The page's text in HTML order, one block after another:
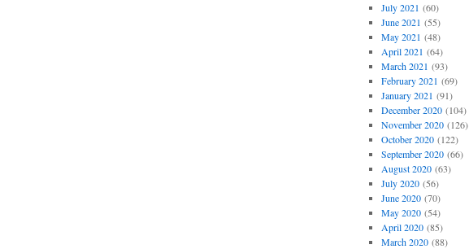
July 2021 (60)
June 2021 (55)
May 2021 (48)
April 2021 (64)
March 2021 (93)
February 2021 (69)
January 2021 (91)
December 2020(104)
November 2020(126)
October 2020(122)
September 2020(66)
August 2020(63)
July 2020(56)
June 2020(70)
May 2020(54)
April 2020(85)
March 2020(88)